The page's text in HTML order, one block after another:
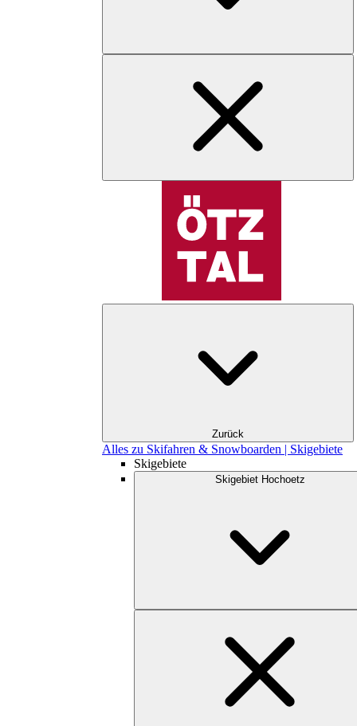
Zurück
Alles zu Skifahren & Snowboarden | Skigebiete
Skigebiete
Skigebiet Hochoetz